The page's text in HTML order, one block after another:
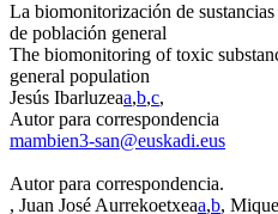
La biomonitorización de
de población general
The biomonitoring of toxic
general population
Jesús Ibarluzeaa,b,c,
Autor para correspondencia
mambien3-san@euskadi.eus
Autor para correspondencia.
, Juan José Aurrekoetxeaa,b,